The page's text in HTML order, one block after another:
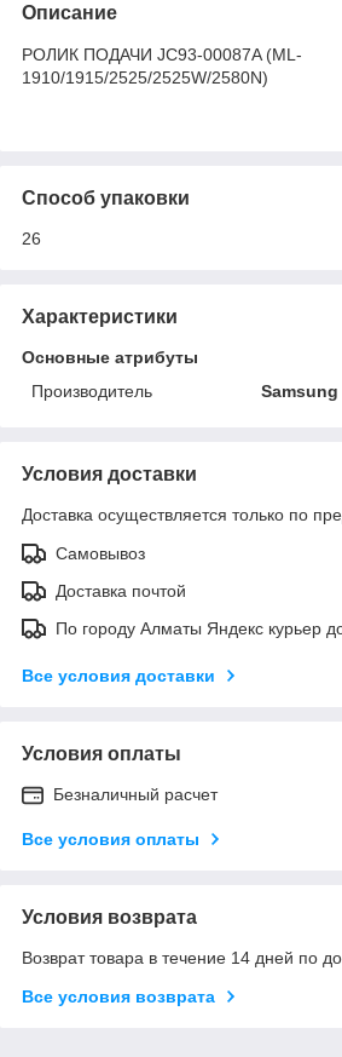
Описание
РОЛИК ПОДАЧИ JC93-00087A (ML-
1910/1915/2525/2525W/2580N)
Способ упаковки
26
Характеристики
Основные атрибуты
Производитель
Samsung
Условия доставки
Доставка осуществляется только по
Самовывоз
Доставка почтой
По городу Алматы Яндекс курьер
Все условия доставки
Условия оплаты
Безналичный расчет
Все условия оплаты
Условия возврата
Возврат товара в течение 14 дней по
Все условия возврата